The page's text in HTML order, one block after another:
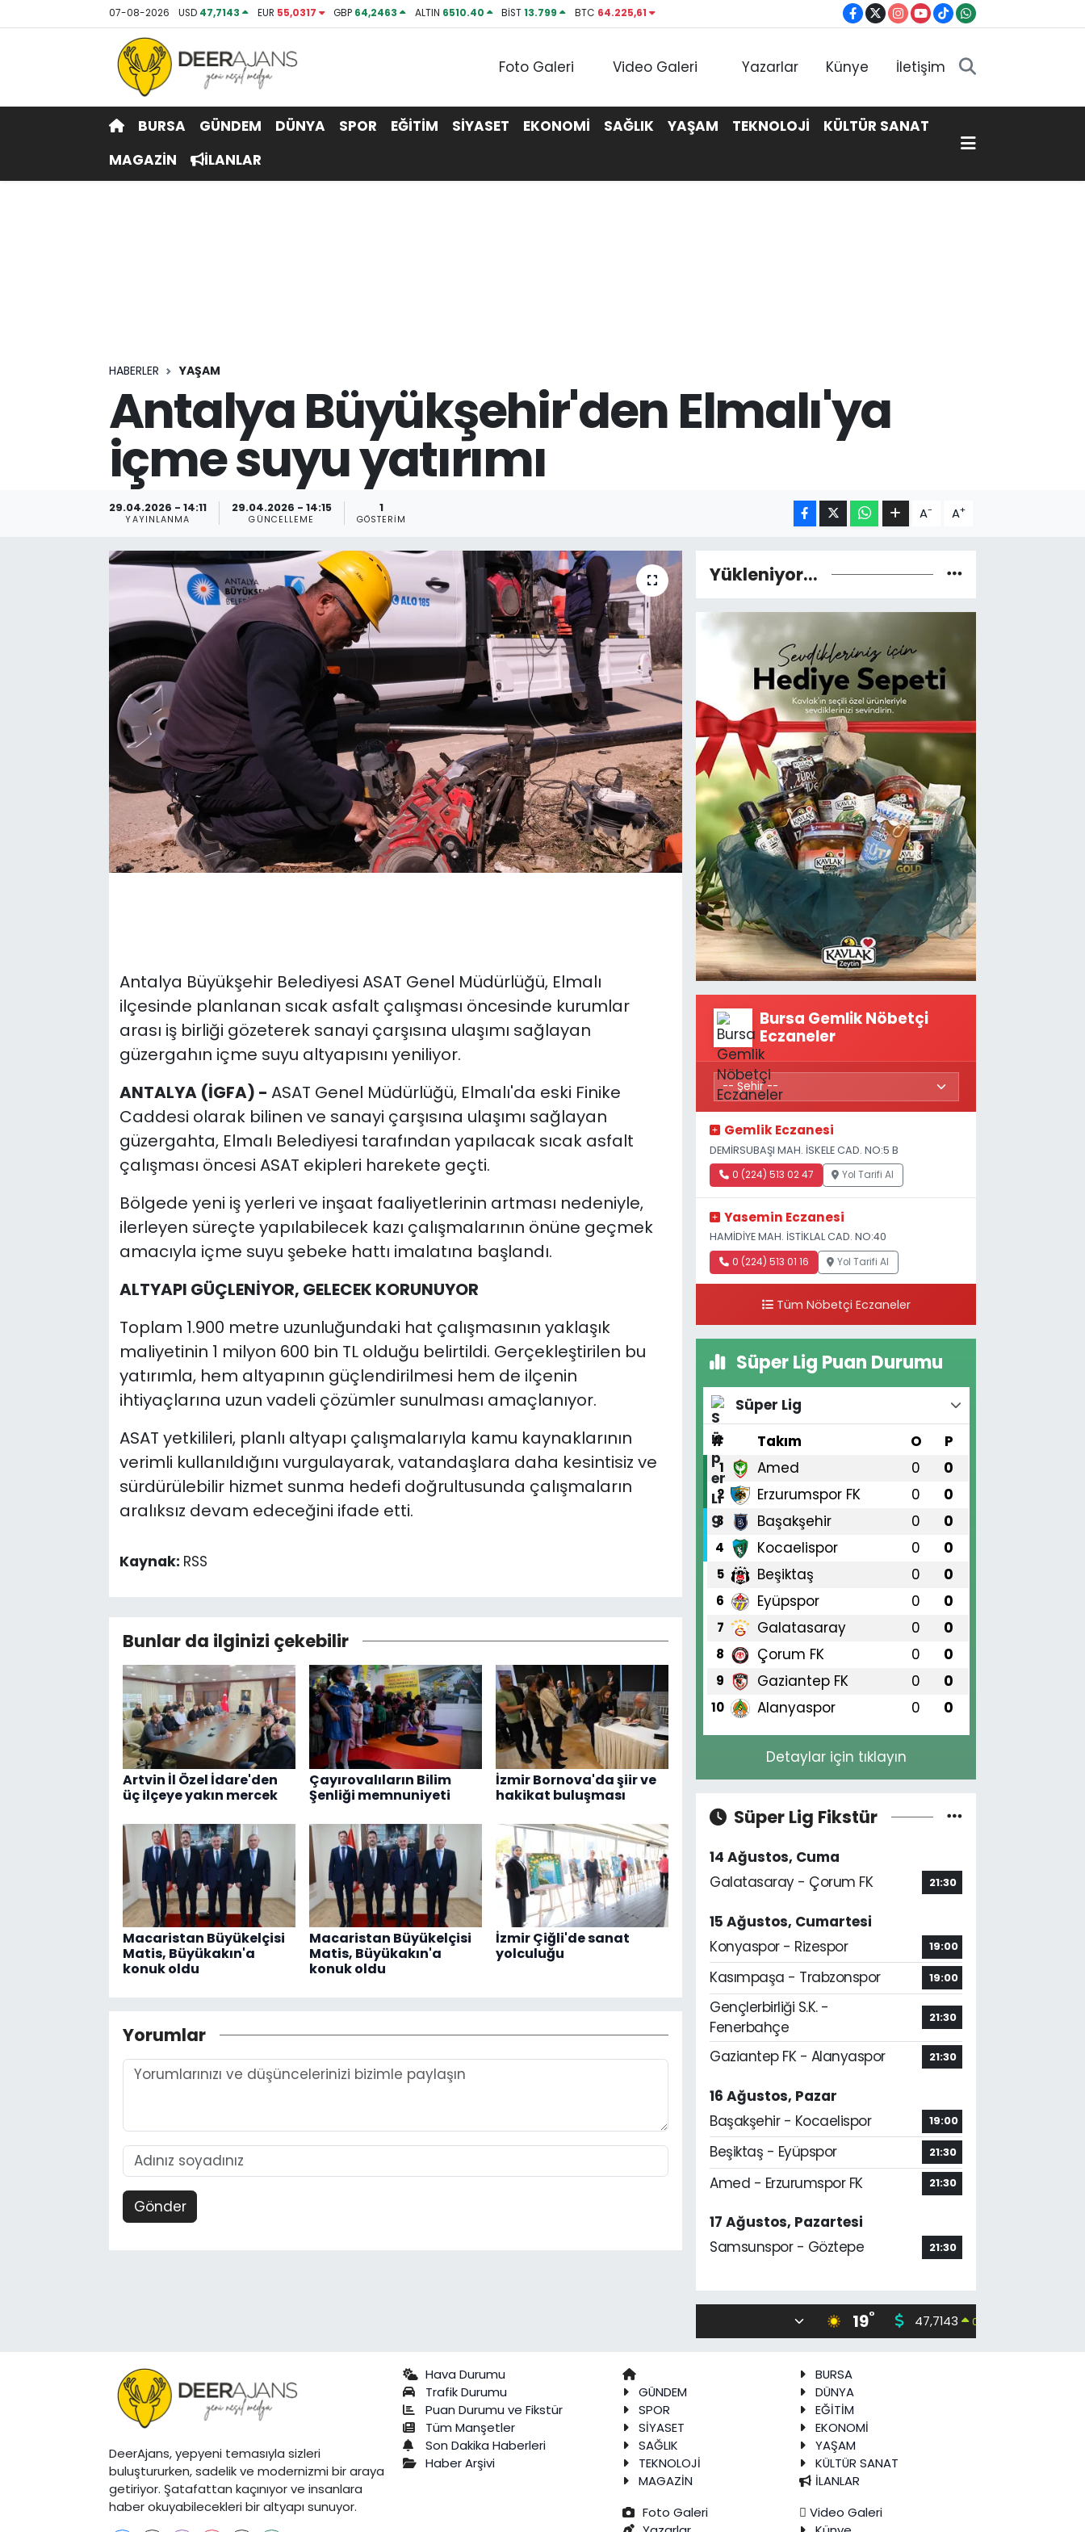
07-08-2026 USD 47,7143 EUR 55,0317 GBP 64,2463 ALTIN 6510.40 BİST13.799 BTC 64.225,61
Foto Galeri Video Galeri Yazarlar Künye İletişim
BURSA GÜNDEM DÜNYA SPOR EĞİTİM SİYASET EKONOMİ SAĞLIK YAŞAM TEKNOLOJİ
KÜLTÜR SANAT
MAGAZİN
İLANLAR
HABERLER YAŞAM
Antalya Büyükşehir'den Elmalı'ya
içme suyu yatırımı
29.04.2026 - 14:11
YAYINLANMA
29.04.2026 - 14:15
GÜNCELLEME
1
GÖSTERIM A- A+
Antalya Büyükşehir Belediyesi ASAT Genel Müdürlüğü, Elmalı
ilçesinde planlanan sıcak asfalt çalışması öncesinde kurumlar
arası iş birliği gözeterek sanayi çarşısına ulaşımı sağlayan
güzergahın içme suyu altyapısını yeniliyor.
ANTALYA (İGFA) - ASAT Genel Müdürlüğü, Elmalı'da eski Finike
Caddesi olarak bilinen ve sanayi çarşısına ulaşımı sağlayan
güzergahta, Elmalı Belediyesi tarafından yapılacak sıcak asfalt
çalışması öncesi ASAT ekipleri harekete geçti.
Bölgede yeni iş yerleri ve inşaat faaliyetlerinin artması nedeniyle,
ilerleyen süreçte yapılabilecek kazı çalışmalarının önüne geçmek
amacıyla içme suyu şebeke hattı imalatına başlandı.
ALTYAPI GÜÇLENİYOR, GELECEK KORUNUYOR
Toplam 1.900 metre uzunluğundaki hat çalışmasının yaklaşık
maliyetinin 1 milyon 600 bin TL olduğu belirtildi. Gerçekleştirilen bu
yatırımla, hem altyapının güçlendirilmesi hem de ilçenin
ihtiyaçlarına uzun vadeli çözümler sunulması amaçlanıyor.
ASAT yetkilileri, planlı altyapı çalışmalarıyla kamu kaynaklarının
verimli kullanıldığını vurgulayarak, vatandaşlara daha kesintisiz ve
sürdürülebilir hizmet sunma hedefi doğrultusunda çalışmaların
aralıksız devam edeceğini ifade etti.
Kaynak: RSS
Bunlar da ilginizi çekebilir
Artvin İl Özel İdare'den
üç ilçeye yakın mercek
Çayırovalıların Bilim
Şenliği memnuniyeti
İzmir Bornova'da şiir ve
hakikat buluşması
Macaristan Büyükelçisi
Matis, Büyükakın'a
konuk oldu
Macaristan Büyükelçisi
Matis, Büyükakın'a
konuk oldu
İzmir Çiğli'de sanat
yolculuğu
Yorumlar
Gönder
Yükleniyor...
Bursa Gemlik Nöbetçi
Eczaneler
Gemlik Eczanesi
DEMİRSUBAŞI MAH. İSKELE CAD. NO:5 B
0 (224) 513 02 47 Yol Tarifi Al
Yasemin Eczanesi
HAMİDİYE MAH. İSTİKLAL CAD. NO:40
0 (224) 513 01 16 Yol Tarifi Al
Tüm Nöbetçi Eczaneler
Süper Lig Puan Durumu
Süper Lig
#
Takım O P
1 Amed 0 0
2 Erzurumspor FK 0 0
3 Başakşehir 0 0
4 Kocaelispor 0 0
5 Beşiktaş 0 0
6 Eyüpspor 0 0
7 Galatasaray 0 0
8 Çorum FK 0 0
9 Gaziantep FK 0 0
10 Alanyaspor 0 0
Detaylar için tıklayın
Süper Lig Fikstür
14 Ağustos, Cuma
Galatasaray - Çorum FK
21:30
15 Ağustos, Cumartesi
Konyaspor - Rizespor
19:00
Kasımpaşa - Trabzonspor 19:00
Gençlerbirliği S.K. -
Fenerbahçe
21:30
Gaziantep FK - Alanyaspor 21:30
16 Ağustos, Pazar
Başakşehir - Kocaelispor
19:00
Beşiktaş - Eyüpspor 21:30
Amed - Erzurumspor FK 21:30
17 Ağustos, Pazartesi
Samsunspor - Göztepe
21:30
19° 47,7143 0.16
DeerAjans, yepyeni temasıyla sizleri
buluştururken, sadelik ve modernizmi bir araya
getiriyor. Şatafattan kaçınıyor ve insanlara
haber okuyabilecekleri bir altyapı sunuyor.
Hava Durumu
Trafik Durumu
Puan Durumu ve Fikstür
Tüm Manşetler
Son Dakika Haberleri
Haber Arşivi
BURSA
GÜNDEM
DÜNYA
SPOR
EĞİTİM
SİYASET
EKONOMİ
SAĞLIK
YAŞAM
TEKNOLOJİ
KÜLTÜR SANAT
MAGAZİN
İLANLAR
Foto Galeri
Video Galeri
Hava Durumu
Trafik Durumu
Tüm Manşetler